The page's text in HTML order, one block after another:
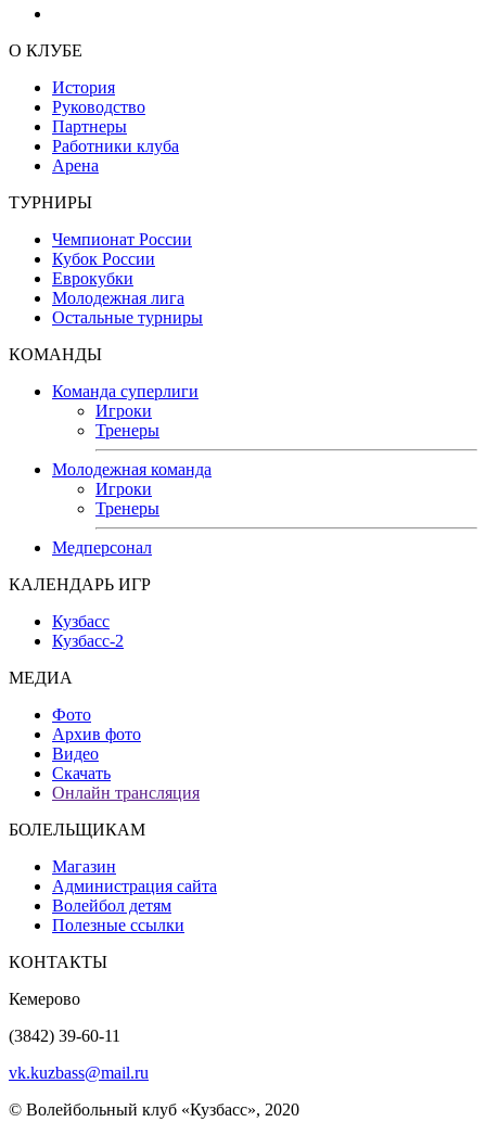
О КЛУБЕ
История
Руководство
Партнеры
Работники клуба
Арена
ТУРНИРЫ
Чемпионат России
Кубок России
Еврокубки
Молодежная лига
Остальные турниры
КОМАНДЫ
Команда суперлиги
Игроки
Тренеры
Молодежная команда
Игроки
Тренеры
Медперсонал
КАЛЕНДАРЬ ИГР
Кузбасс
Кузбасс-2
МЕДИА
Фото
Архив фото
Видео
Скачать
Онлайн трансляция
БОЛЕЛЬЩИКАМ
Магазин
Администрация сайта
Волейбол детям
Полезные ссылки
КОНТАКТЫ
Кемерово
(3842) 39-60-11
vk.kuzbass@mail.ru
© Волейбольный клуб «Кузбасс», 2020